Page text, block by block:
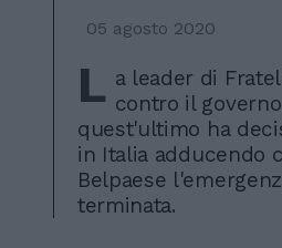
05 agosto 2020
L a leader di
contro il
quest'ultimo ha
in Italia adducendo
Belpaese
terminata.